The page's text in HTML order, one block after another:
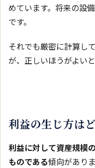
めています。将来の設
です。
それでも厳密に計算し
が、正しいほうがよいと
利益の生じ方は
利益に対して資産規模
ものである傾向がありま